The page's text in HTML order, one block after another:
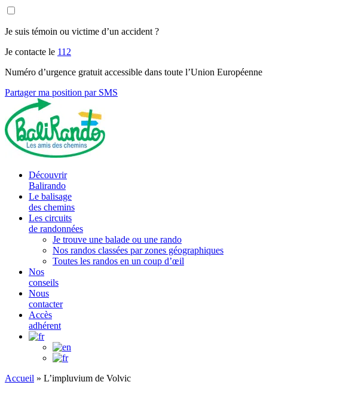
Je suis témoin ou victime d’un accident ?
Je contacte le 112
Numéro d’urgence gratuit accessible dans toute l’Union Européenne
Partager ma position par SMS
Découvrir
Balirando
Le balisage
des chemins
Les circuits
de randonnées
Je trouve une balade ou une rando
Nos randos classées par zones géographiques
Toutes les randos en un coup d’œil
Nos
conseils
Nous
contacter
Accès
adhérent
Accueil » L’impluvium de Volvic